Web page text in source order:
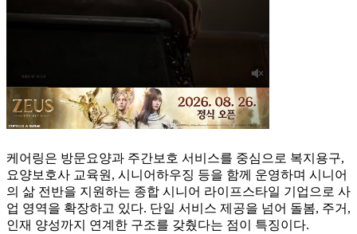
케어링은 방문요양과 주간보호 서비스를 중심으로 복지용구,
요양보호사 교육원, 시니어하우징 등을 함께 운영하며 시니어
의 삶 전반을 지원하는 종합 시니어 라이프스타일 기업으로 사
업 영역을 확장하고 있다. 단일 서비스 제공을 넘어 돌봄, 주거,
인재 양성까지 연계한 구조를 갖췄다는 점이 특징이다.